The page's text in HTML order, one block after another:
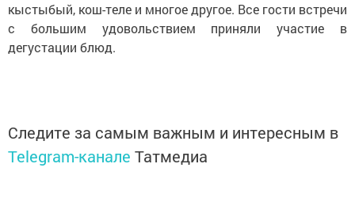
кыстыбый, кош-теле и многое другое. Все гости встречи
с большим удовольствием приняли участие в
дегустации блюд.
Следите за самым важным и интересным в
Telegram-канале Татмедиа